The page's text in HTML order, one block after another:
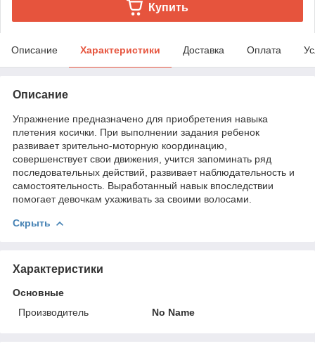
Купить
Описание Характеристики Доставка Оплата
Описание
Упражнение предназначено для приобретения навыка
плетения косички. При выполнении задания ребенок
развивает зрительно-моторную координацию,
совершенствует свои движения, учится запоминать ряд
последовательных действий, развивает наблюдательность и
самостоятельность. Выработанный навык впоследствии
помогает девочкам ухаживать за своими волосами.
Скрыть
Характеристики
Основные
Производитель
No Name